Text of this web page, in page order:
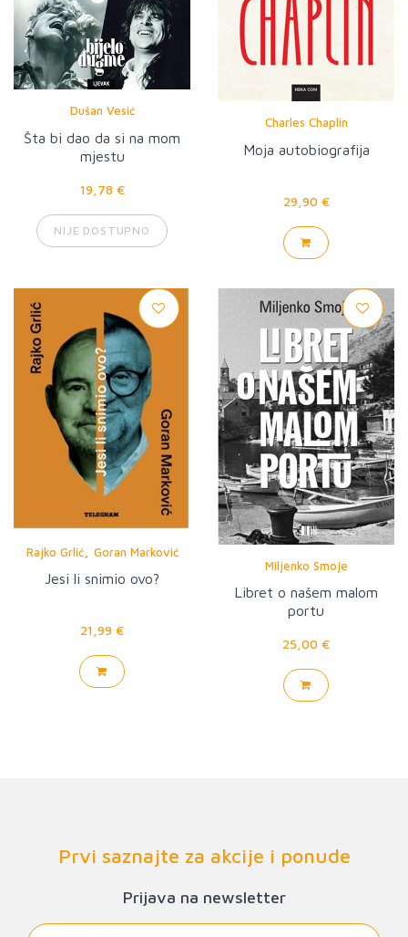
Dušan Vesić
Šta bi dao da si na mom
mjestu
19,78 €
NIJE DOSTUPNO
Charles Chaplin
Moja autobiografija
29,90 €
Rajko Grlić, Goran Marković
Jesi li snimio ovo?
21,99 €
Miljenko Smoje
Libret o našem malom
portu
25,00 €
Prvi saznajte za akcije i ponude
Prijava na newsletter